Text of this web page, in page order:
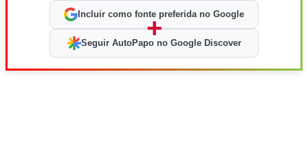
Incluir como fonte preferida no Google
+
Seguir AutoPapo no Google Discover